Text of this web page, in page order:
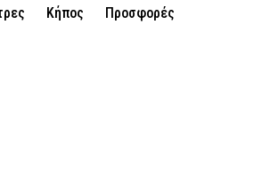
Κήπος Προσφορές